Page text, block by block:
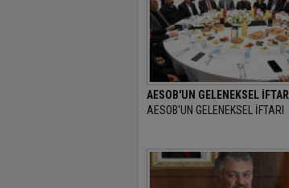
AESOB'UN GELENEKSEL İFTARI
AESOB'UN GELENEKSEL İFTARI